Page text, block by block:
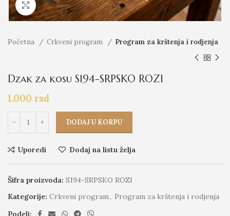
Click to enlarge
Početna Crkveni program Program za krštenja i rodjenja
Dzak za kosu S194-SRPSKO ROZI
1.000 rsd
DODAJ U KORPU
Uporedi Dodaj na listu želja
Šifra proizvoda: S194-SRPSKO ROZI
Kategorije: Crkveni program, Program za krštenja i rodjenja
Podeli: